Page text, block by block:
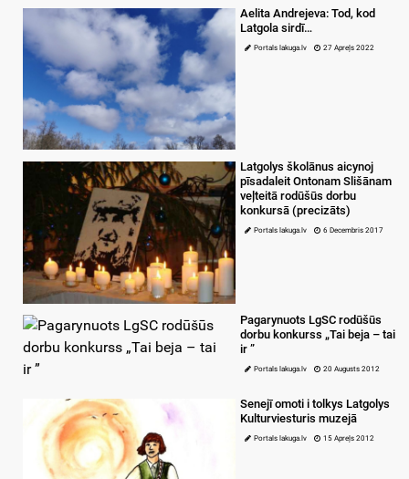
Aelita Andrejeva: Tod, kod
Latgola sirdī…
Portals lakuga.lv 27 Apreļs 2022
Latgolys školānus aicynoj
pīsadaleit Ontonam Slišānam
veļteitā rodūšūs dorbu
konkursā (precizāts)
Portals lakuga.lv 6 Decembris 2017
Pagarynuots LgSC rodūšūs
dorbu konkurss „Tai beja – tai
ir ”
Portals lakuga.lv 20 Augusts 2012
Senejī omoti i tolkys Latgolys
Kulturviesturis muzejā
Portals lakuga.lv 15 Apreļs 2012